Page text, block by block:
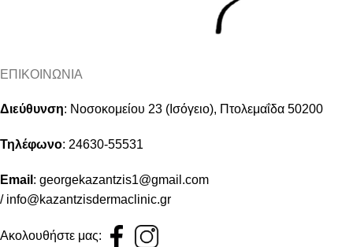
ΕΠΙΚΟΙΝΩΝΙΑ
Διεύθυνση: Νοσοκομείου 23 (Ισόγειο), Πτολεμαΐδα 50200
Τηλέφωνο: 24630-55531
Email : georgekazantzis1@gmail.com
/ info@kazantzisdermaclinic.gr
Ακολουθήστε μας: